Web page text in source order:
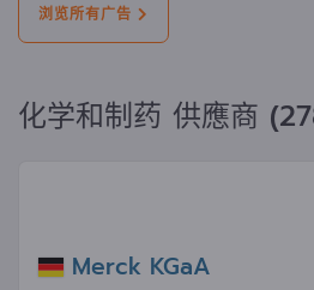
浏览所有广告
化学和制药 供應商
Merck KGaA